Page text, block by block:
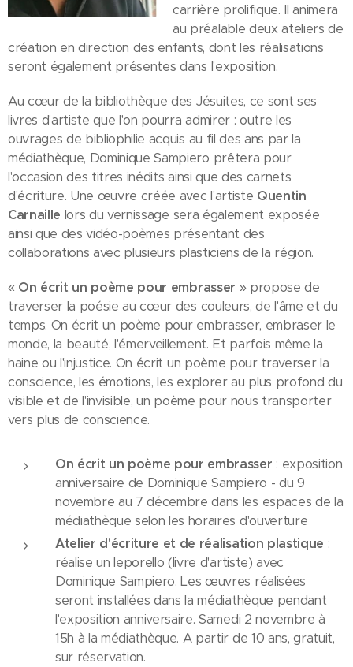
carrière prolifique. Il animera
au préalable deux ateliers de
création en direction des enfants, dont les réalisations
seront également présentes dans l'exposition.
Au cœur de la bibliothèque des Jésuites, ce sont ses
livres d'artiste que l'on pourra admirer : outre les
ouvrages de bibliophilie acquis au fil des ans par la
médiathèque, Dominique Sampiero prêtera pour
l'occasion des titres inédits ainsi que des carnets
d'écriture. Une œuvre créée avec l'artiste Quentin
Carnaille lors du vernissage sera également exposée
ainsi que des vidéo-poèmes présentant des
collaborations avec plusieurs plasticiens de la région.
« On écrit un poème pour embrasser » propose de
traverser la poésie au cœur des couleurs, de l'âme et du
temps. On écrit un poème pour embrasser, embraser le
monde, la beauté, l'émerveillement. Et parfois même la
haine ou l'injustice. On écrit un poème pour traverser la
conscience, les émotions, les explorer au plus profond du
visible et de l'invisible, un poème pour nous transporter
vers plus de conscience.
On écrit un poème pour embrasser : exposition
anniversaire de Dominique Sampiero - du 9
novembre au 7 décembre dans les espaces de la
médiathèque selon les horaires d'ouverture
Atelier d'écriture et de réalisation plastique :
réalise un leporello (livre d'artiste) avec
Dominique Sampiero. Les œuvres réalisées
seront installées dans la médiathèque pendant
l'exposition anniversaire. Samedi 2 novembre à
15h à la médiathèque. A partir de 10 ans, gratuit,
sur réservation.